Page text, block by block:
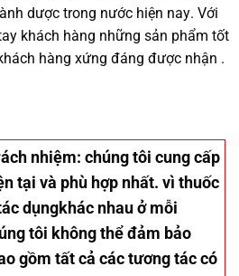
dược trong nước hiện nay. Với
khách hàng những sản phẩm tốt
hàng xứng đáng được nhận .
nhiệm: chúng tôi cung cấp
tại và phù hợp nhất. vì thuốc
dụngkhác nhau ở mỗi
tôi không thể đảm bảo
gồm tất cả các tương tác có